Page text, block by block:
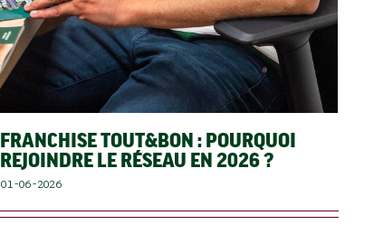
FRANCHISE TOUT&BON : POURQUOI
REJOINDRE LE RÉSEAU EN 2026 ?
01-06-2026